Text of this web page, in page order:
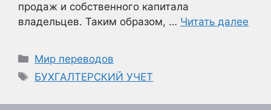
продаж и собственного капитала
владельцев. Таким образом, … Читать далее
Рубрики
Мир переводов
Метки
БУХГАЛТЕРСКИЙ УЧЕТ